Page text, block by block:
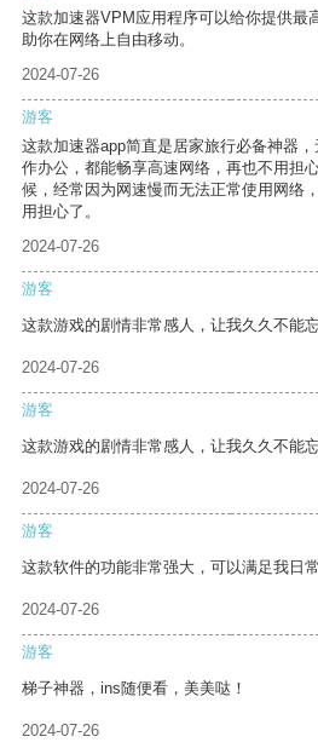
这款加速器VPM应用程序可以给你提供最
助你在网络上自由移动。
2024-07-26
游客
这款加速器app简直是居家旅行必备神器
作办公，都能畅享高速网络，再也不用担
候，经常因为网速慢而无法正常使用网络
用担心了。
2024-07-26
游客
这款游戏的剧情非常感人，让我久久不能忘
2024-07-26
游客
这款游戏的剧情非常感人，让我久久不能忘
2024-07-26
游客
这款软件的功能非常强大，可以满足我日
2024-07-26
游客
梯子神器，ins随便看，美美哒！
2024-07-26